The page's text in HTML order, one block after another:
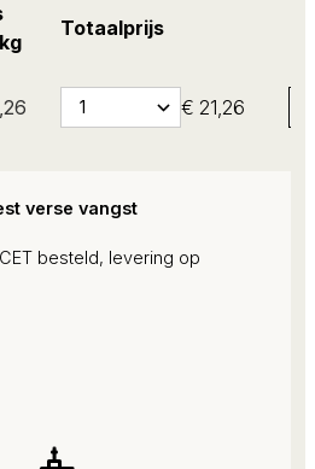
Totaalprijs
€ 21,26
verse vangst
besteld, levering op